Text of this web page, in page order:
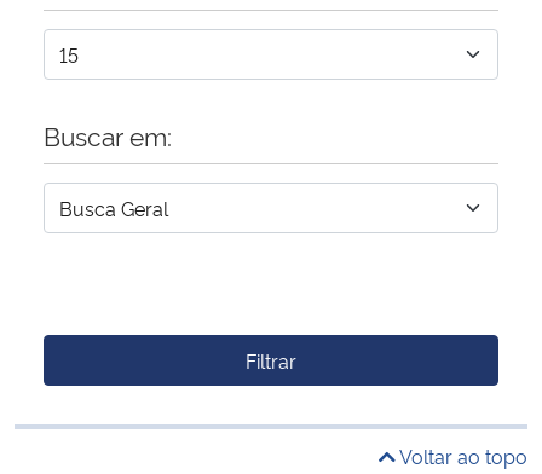
Buscar em:
Filtrar
Voltar ao topo